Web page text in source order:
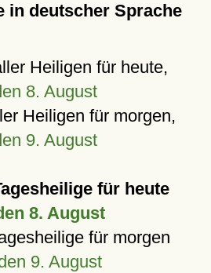
in deutscher Sprache
Heiligen für heute,
8. August
Heiligen für morgen,
9. August
für heute
8. August
für morgen
9. August